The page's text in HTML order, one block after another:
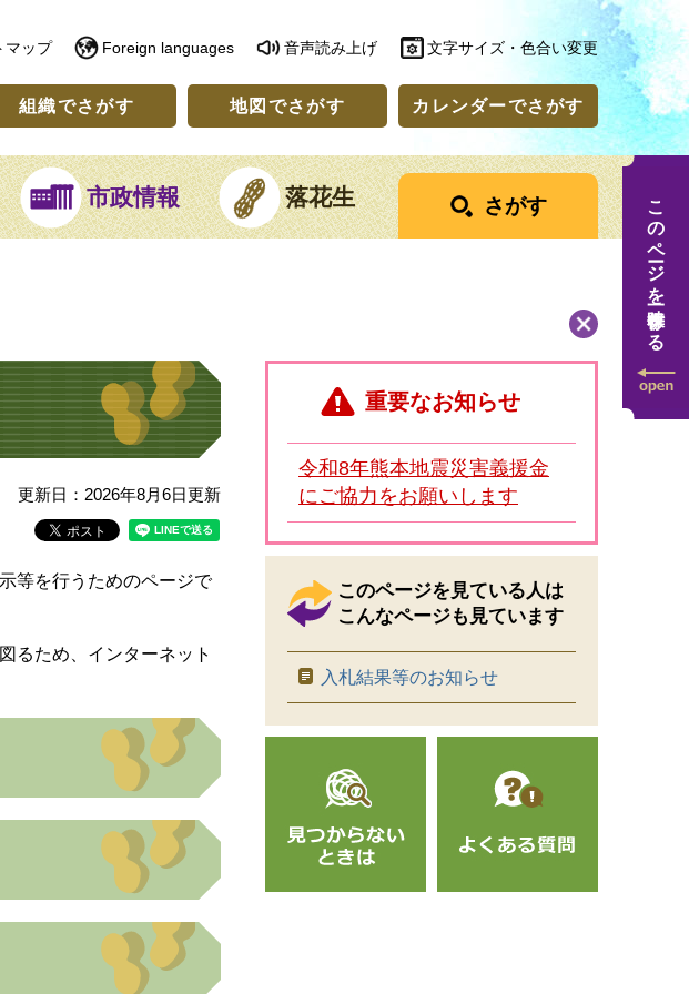
マップ Foreign languages 音声読み上げ 文字サイズ・色合い変更
組織でさがす 地図でさがす カレンダーでさがす
市政情報 落花生 さがす
更新日：2026年8月6日更新
等を行うためのページで
るため、インターネット
重要なお知らせ
令和8年熊本地震災害義援金
にご協力をお願いします
このページを見ている人は
こんなページも見ています
入札結果等のお知らせ
このページを一時保存する